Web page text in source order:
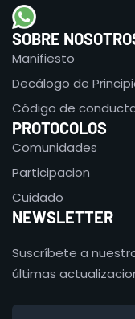
SOBRE
Manifiesto
Decálogo de
Código de
PROTOCOLOS
Comunidades
Participacion
Cuidado
NEWSLETTER
Suscríbete a
últimas